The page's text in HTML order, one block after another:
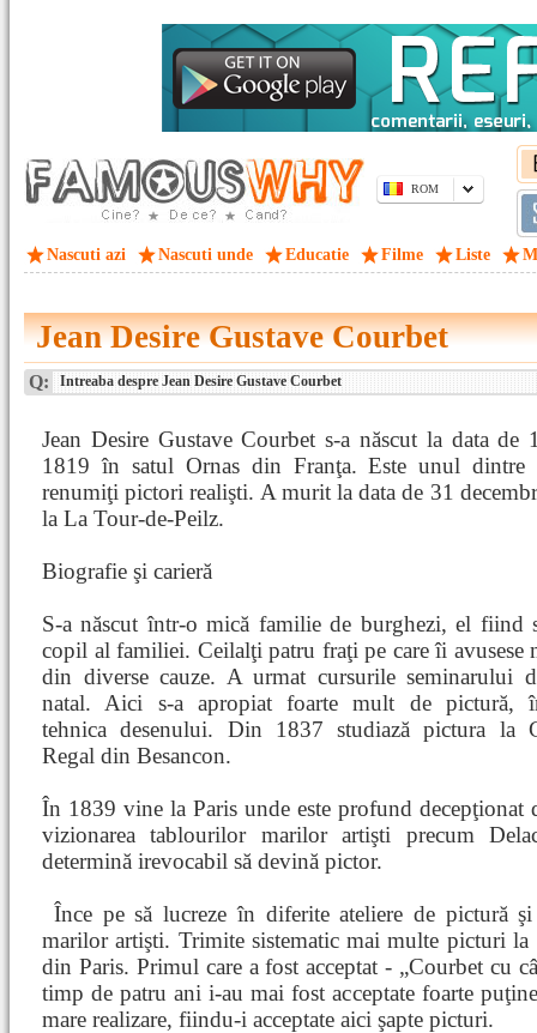
ROM
Nascuti azi Nascuti unde Educatie Filme Liste
Jean Desire Gustave Courbet
Q: Intreaba despre Jean Desire Gustave Courbet
Jean Desire Gustave Courbet s-a născut la data de
1819 în satul Ornas din Franţa. Este unul dintre
renumiţi pictori realişti. A murit la data de 31
la La Tour-de-Peilz.
Biografie şi carieră
S-a născut într-o mică familie de burghezi, el fiind
copil al familiei. Ceilalţi patru fraţi pe care îi avusese
din diverse cauze. A urmat cursurile seminarului
natal. Aici s-a apropiat foarte mult de pictură,
tehnica desenului. Din 1837 studiază pictura la
Regal din Besancon.
În 1839 vine la Paris unde este profund decepţionat
vizionarea tablourilor marilor artişti precum
determină irevocabil să devină pictor.
Înce pe să lucreze în diferite ateliere de pictură
marilor artişti. Trimite sistematic mai multe picturi
din Paris. Primul care a fost acceptat - „Courbet cu
timp de patru ani i-au mai fost acceptate foarte
mare realizare, fiindu-i acceptate aici şapte picturi.